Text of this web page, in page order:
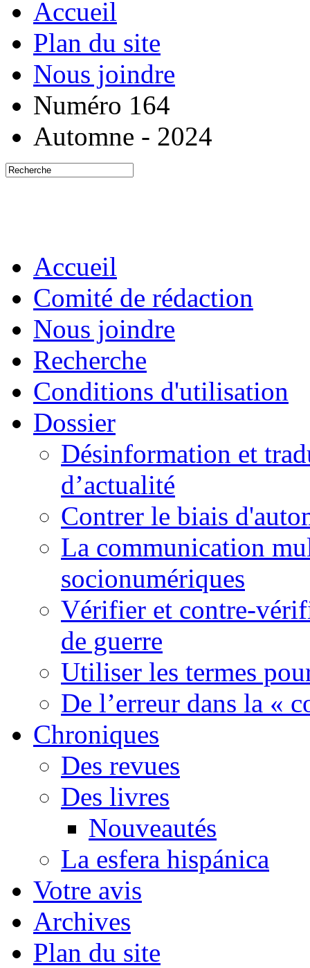
Accueil
Plan du site
Nous joindre
Numéro 164
Automne - 2024
Accueil
Comité de rédaction
Nous joindre
Recherche
Conditions d'utilisation
Dossier
Désinformation et
d’actualité
Contrer le biais
La communication
socionumériques
Vérifier et contre-
de guerre
Utiliser les termes
De l’erreur dans la «
Chroniques
Des revues
Des livres
Nouveautés
La esfera hispánica
Votre avis
Archives
Plan du site